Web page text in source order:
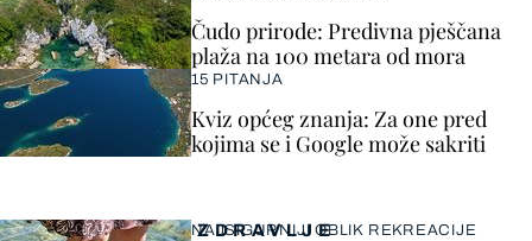
ZDRAVLJE
NAJSIGURNIJI OBLIK REKREACIJE
Čudo prirode: Predivna pješčana
plaža na 100 metara od mora
15 PITANJA
Kviz općeg znanja: Za one pred
kojima se i Google može sakriti